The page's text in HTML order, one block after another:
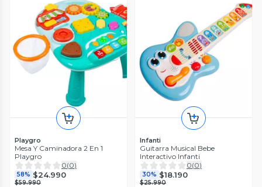
Playgro
Mesa Y Caminadora 2 En 1
Playgro
0(0)
58% $24.990
$59.990
Infanti
Guitarra Musical Bebe
Interactivo Infanti
0(0)
30% $18.190
$25.990